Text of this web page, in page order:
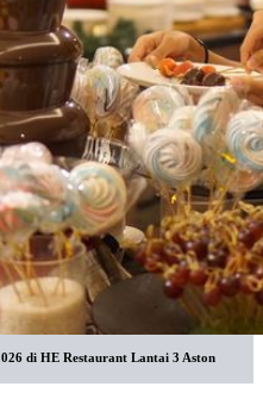
di HE Restaurant Lantai 3 Aston